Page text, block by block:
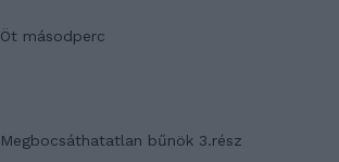
Öt másodperc
Megbocsáthatatlan bűnök 3.rész